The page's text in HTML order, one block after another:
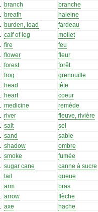
branch
branche
breath
haleine
burden, load
fardeau
calf of leg
mollet
fire
feu
flower
fleur
forest
forêt
frog
grenouille
head
tête
heart
coeur
medicine
remède
river
fleuve, rivière
salt
sel
sand
sable
shadow
ombre
smoke
fumée
sugar cane
canne à sucre
tail
queue
arm
bras
arrow
flèche
axe
hache